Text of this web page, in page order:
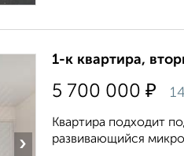
›
1-к квартира,
5 700 000 ₽
Квартира подходит
развивающийся